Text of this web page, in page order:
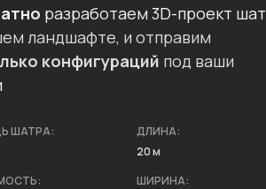
разработаем 3D-проект
ландшафте, и отправим
конфигураций под ваши
ШАТРА:
ДЛИНА:
20 м
ШИРИНА: